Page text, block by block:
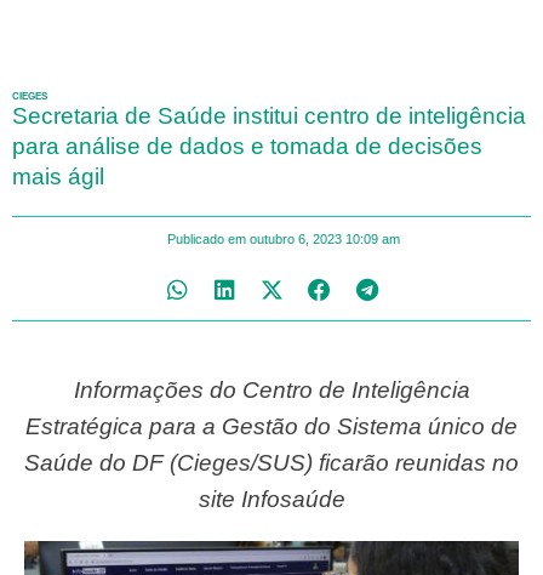
CIEGES
Secretaria de Saúde institui centro de inteligência
para análise de dados e tomada de decisões
mais ágil
Publicado em outubro 6, 2023 10:09 am
Informações do Centro de Inteligência
Estratégica para a Gestão do Sistema único de
Saúde do DF (Cieges/SUS) ficarão reunidas no
site Infosaúde